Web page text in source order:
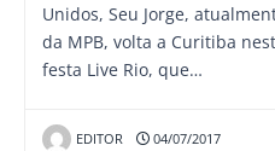
Unidos, Seu Jorge,
da MPB, volta a Curitiba
festa Live Rio, que…
EDITOR 04/07/2017